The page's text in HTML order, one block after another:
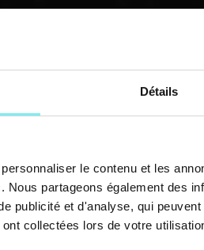
Détails
le contenu et les
Nous partageons également des
publicité et d'analyse, qui
collectées lors de votre